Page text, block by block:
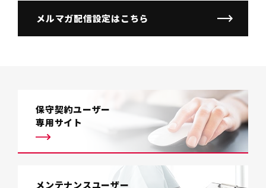
メルマガ配信設定はこちら
保守契約ユーザー
専用サイト
メンテナンスユーザー